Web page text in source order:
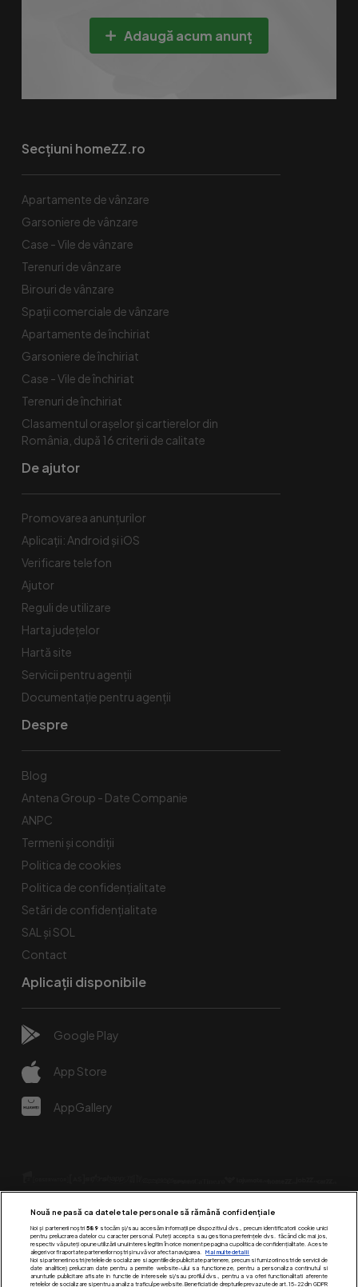
Adaugă acum anunț
Secțiuni homeZZ.ro
Apartamente de vânzare
Garsoniere de vânzare
Case - Vile de vânzare
Terenuri de vânzare
Birouri de vânzare
Spaţii comerciale de vânzare
Apartamente de închiriat
Garsoniere de închiriat
Case - Vile de închiriat
Terenuri de închiriat
Clasamentul orașelor și cartierelor din
România, după 16 criterii de calitate
De ajutor
Promovarea anunțurilor
Aplicații: Android și iOS
Verificare telefon
Ajutor
Reguli de utilizare
Harta județelor
Hartă site
Servicii pentru agenții
Documentație pentru agenții
Despre
Blog
Antena Group - Date Companie
ANPC
Termeni și condiții
Politica de cookies
Politica de confidențialitate
Setări de confidențialitate
SAL și SOL
Contact
Aplicații disponibile
Google Play
App Store
AppGallery
Urmărește-ne pe:
Nouă ne pasă ca datele tale personale să rămână confidențiale
Noi și partenerii noștri 589stocăm și/sau accesăm informații pe dispozitivul dvs., precum identificatorii cookie unici
pentru prelucrarea datelor cu caracter personal. Puteți accepta sau gestiona preferințele dvs. făcând clic mai jos,
respectiv vă puteți opune utilizării unui interes legitim în orice moment pe pagina cu politica de confidențialitate. Aceste
alegeri vor fi raportate partenerilor noștri și nu vă vor afecta navigarea.
Mai multe detalii
Noi si partenerii nostri (retelele de socializare si agentiile de publicitate partenere, precum si furnizorii nostri de servicii de
date analitice) prelucram date pentru a permite website-ului sa functioneze, pentru a personaliza continutul si
anunturile publicitare afisate in functie de interesele si/sau profilul dvs., pentru a va oferi functionalitati aferente
retelelor de socializare si pentru a analiza traficul pe website. Beneficiati de drepturile prevazute de art. 15-22 din GDPR